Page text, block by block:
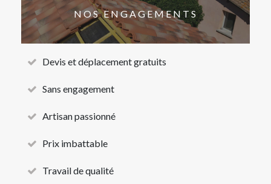
NOS ENGAGEMENTS
Devis et déplacement gratuits
Sans engagement
Artisan passionné
Prix imbattable
Travail de qualité